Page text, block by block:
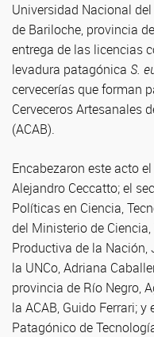
Universidad Nacional
de Bariloche, provincia
entrega de las licencias
levadura patagónica S.
cervecerías que forman
Cerveceros Artesanales
(ACAB).
Encabezaron este acto
Alejandro Ceccatto; el
Políticas en Ciencia,
del Ministerio de
Productiva de la Nación,
la UNCo, Adriana
provincia de Río Negro,
la ACAB, Guido Ferrari;
Patagónico de